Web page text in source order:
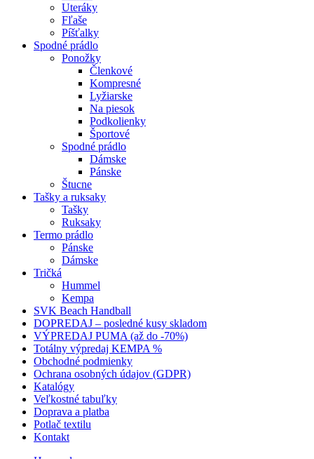
Uteráky
Fľaše
Píšťalky
Spodné prádlo
Ponožky
Členkové
Kompresné
Lyžiarske
Na piesok
Podkolienky
Športové
Spodné prádlo
Dámske
Pánske
Štucne
Tašky a ruksaky
Tašky
Ruksaky
Termo prádlo
Pánske
Dámske
Tričká
Hummel
Kempa
SVK Beach Handball
DOPREDAJ – posledné kusy skladom
VÝPREDAJ PUMA (až do -70%)
Totálny výpredaj KEMPA %
Obchodné podmienky
Ochrana osobných údajov (GDPR)
Katalógy
Veľkostné tabuľky
Doprava a platba
Potlač textilu
Kontakt